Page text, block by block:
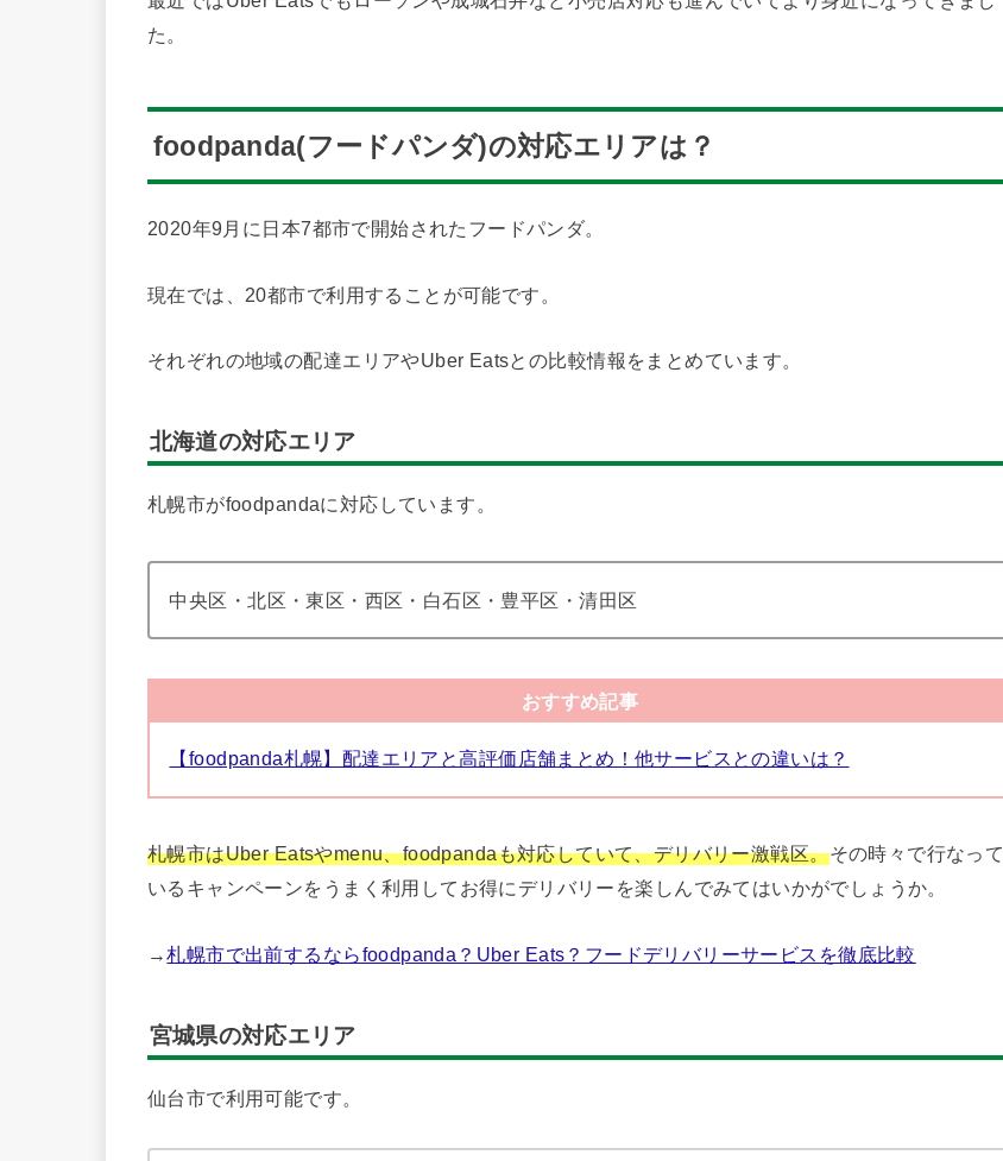
た。
foodpanda(フードパンダ)の対応エリアは？
2020年9月に日本7都市で開始されたフードパンダ。
現在では、20都市で利用することが可能です。
それぞれの地域の配達エリアやUber Eatsとの比較情報をまとめています。
北海道の対応エリア
札幌市がfoodpandaに対応しています。
中央区・北区・東区・西区・白石区・豊平区・清田区
おすすめ記事
【foodpanda札幌】配達エリアと高評価店舗まとめ！他サービスとの違いは？
札幌市はUber Eatsやmenu、foodpandaも対応していて、デリバリー激戦区。その時々で行なって
いるキャンペーンをうまく利用してお得にデリバリーを楽しんでみてはいかがでしょうか。
→札幌市で出前するならfoodpanda？Uber Eats？フードデリバリーサービスを徹底比較
宮城県の対応エリア
仙台市で利用可能です。